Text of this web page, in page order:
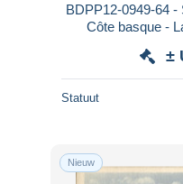
BDPP12-0949-64
Côte basque -
±
Statuut
Nieuw